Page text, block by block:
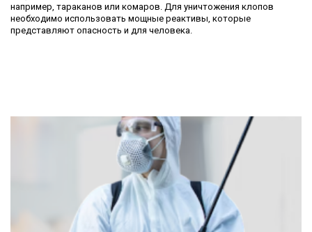
например, тараканов или комаров. Для уничтожения клопов
необходимо использовать мощные реактивы, которые
представляют опасность и для человека.